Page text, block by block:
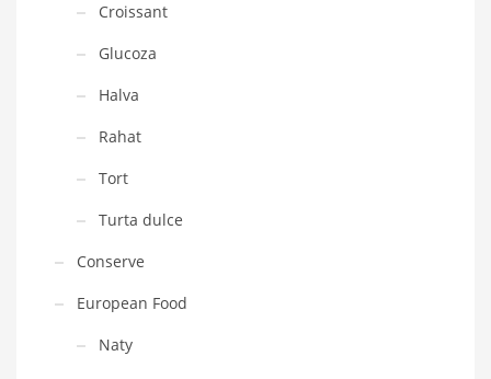
Croissant
Glucoza
Halva
Rahat
Tort
Turta dulce
Conserve
European Food
Naty